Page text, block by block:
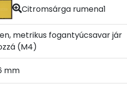
Citromsárga rumena1
metrikus fogantyúcsavar jár
(M4)
mm